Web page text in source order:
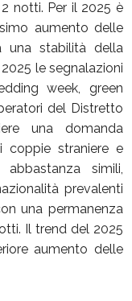
notti. Per il 2025 è
aumento delle
una stabilità della
le segnalazioni
week, green
del Distretto
una domanda
straniere e
simili,
prevalenti
una permanenza
Il trend del 2025
aumento delle